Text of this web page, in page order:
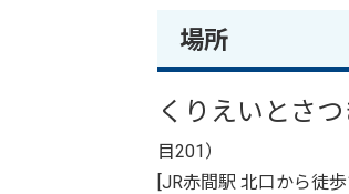
場所
くりえいとさ
目201）
[JR赤間駅 北口から徒